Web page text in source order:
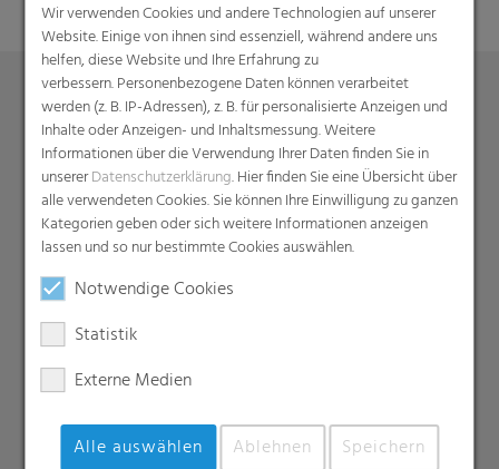
Wir verwenden Cookies und andere Technologien auf unserer
Website. Einige von ihnen sind essenziell, während andere uns
helfen, diese Website und Ihre Erfahrung zu
verbessern. Personenbezogene Daten können verarbeitet
werden (z. B. IP-Adressen), z. B. für personalisierte Anzeigen und
Inhalte oder Anzeigen- und Inhaltsmessung. Weitere
Informationen über die Verwendung Ihrer Daten finden Sie in
unsererDatenschutzerklärung. Hier finden Sie eine Übersicht über
alle verwendeten Cookies. Sie können Ihre Einwilligung zu ganzen
Kategorien geben oder sich weitere Informationen anzeigen
lassen und so nur bestimmte Cookies auswählen.
Notwendige Cookies
Statistik
Externe Medien
Alle auswählen Ablehnen Speichern
Produkte
Barrierefolien
Compounds
Dachunterspannbahnen
Liners
MDO Folien
Papierähnliche Folien
Schrumpffolien & Stretchhauben
Kaschierfolien